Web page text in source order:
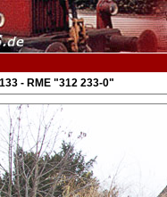
- RME "312 233-0"